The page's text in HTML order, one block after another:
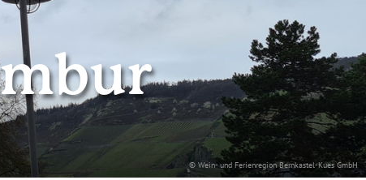
© Wein- und Ferienregion Bernkastel-Kues GmbH